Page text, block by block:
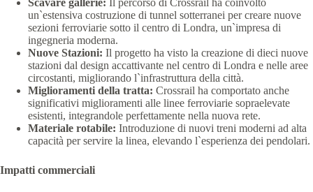
un`estensiva costruzione di tunnel sotterranei per creare nuove
sezioni ferroviarie sotto il centro di Londra, un`impresa di
ingegneria moderna.
Nuove Stazioni: Il progetto ha visto la creazione di dieci nuove
stazioni dal design accattivante nel centro di Londra e nelle aree
circostanti, migliorando l`infrastruttura della città.
Miglioramenti della tratta: Crossrail ha comportato anche
significativi miglioramenti alle linee ferroviarie sopraelevate
esistenti, integrandole perfettamente nella nuova rete.
Materiale rotabile: Introduzione di nuovi treni moderni ad alta
capacità per servire la linea, elevando l`esperienza dei pendolari.
Impatti commerciali